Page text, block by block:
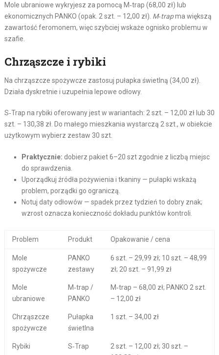
Mole ubraniowe wykryjesz za pomocą M‑trap (68,00 zł) lub
ekonomicznych PANKO (opak. 2 szt. – 12,00 zł). M‑trapma większą
zawartość feromonem, więc szybciej wskaże ognisko problemu w
szafie.
Chrząszcze i rybiki
Na chrząszcze spożywcze zastosuj pułapka świetlną (34,00 zł).
Działa dyskretnie i uzupełnia lepowe odłowy.
S‑Trap na rybiki oferowany jest w wariantach: 2 szt. – 12,00 zł lub 30
szt. – 130,38 zł. Do małego mieszkania wystarczą 2 szt., w obiekcie
użytkowym wybierz zestaw 30 szt.
Praktycznie: dobierz pakiet 6–20 szt zgodnie z liczbą miejsc
do sprawdzenia.
Uporządkuj źródła pożywienia i tkaniny — pułapki wskażą
problem, porządki go ograniczą.
Notuj daty odłowów — spadek przez tydzień to dobry znak;
wzrost oznacza konieczność dokładu punktów kontroli.
Problem Produkt Opakowanie / cena
Mole
spożywcze
PANKO
zestawy
6 szt. – 29,99 zł; 10 szt. – 48,99
zł; 20 szt. – 91,99 zł
Mole
ubraniowe
M‑trap /
PANKO
M‑trap – 68,00 zł; PANKO 2 szt.
– 12,00 zł
Chrząszcze
spożywcze
Pułapka
świetlna
1 szt. – 34,00 zł
Rybiki S‑Trap
2 szt. – 12,00 zł; 30 szt. –